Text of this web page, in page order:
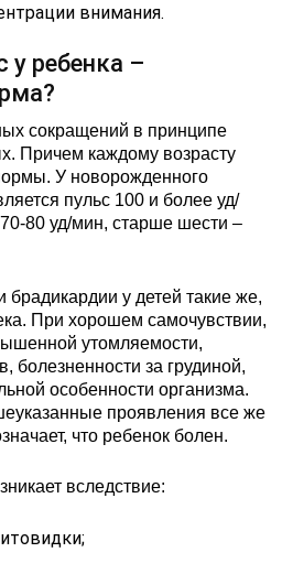
внимания.
ребенка –
сокращений в принципе
Причем каждому возрасту
У новорожденного
пульс 100 и более уд/
80 уд/мин, старше шести –
у детей такие же,
При хорошем самочувствии,
утомляемости,
болезненности за грудиной,
особенности организма.
проявления все же
что ребенок болен.
вследствие: